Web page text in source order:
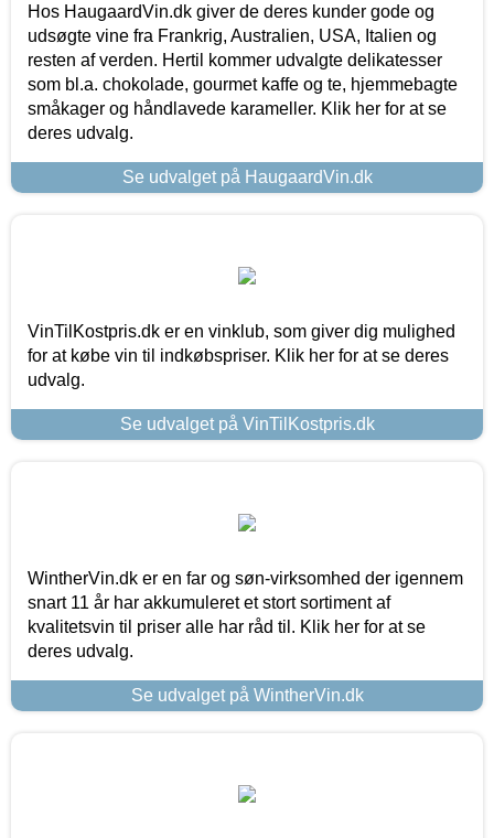
Hos HaugaardVin.dk giver de deres kunder gode og
udsøgte vine fra Frankrig, Australien, USA, Italien og
resten af verden. Hertil kommer udvalgte delikatesser
som bl.a. chokolade, gourmet kaffe og te, hjemmebagte
småkager og håndlavede karameller. Klik her for at se
deres udvalg.
Se udvalget på HaugaardVin.dk
VinTilKostpris.dk er en vinklub, som giver dig mulighed
for at købe vin til indkøbspriser. Klik her for at se deres
udvalg.
Se udvalget på VinTilKostpris.dk
WintherVin.dk er en far og søn-virksomhed der igennem
snart 11 år har akkumuleret et stort sortiment af
kvalitetsvin til priser alle har råd til. Klik her for at se
deres udvalg.
Se udvalget på WintherVin.dk